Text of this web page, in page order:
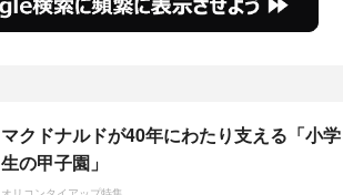
マクドナルドが40年にわたり支える「小学
生の甲子園」